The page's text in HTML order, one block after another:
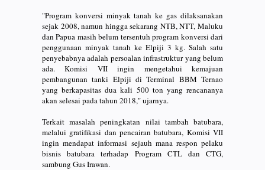
"Program konversi minyak tanah ke gas dilaksanakan
sejak 2008, namun hingga sekarang NTB, NTT, Maluku
dan Papua masih belum tersentuh program konversi dari
penggunaan minyak tanah ke Elpiji 3 kg. Salah satu
penyebabnya adalah persoalan infrastruktur yang belum
ada. Komisi VII ingin mengetahui kemajuan
pembangunan tanki Elpiji di Terminal BBM Ternao
yang berkapasitas dua kali 500 ton yang rencananya
akan selesai pada tahun 2018," ujarnya.
Terkait masalah peningkatan nilai tambah batubara,
melalui gratifikasi dan pencairan batubara, Komisi VII
ingin mendapat informasi sejauh mana respon pelaku
bisnis batubara terhadap Program CTL dan CTG,
sambung Gus Irawan.